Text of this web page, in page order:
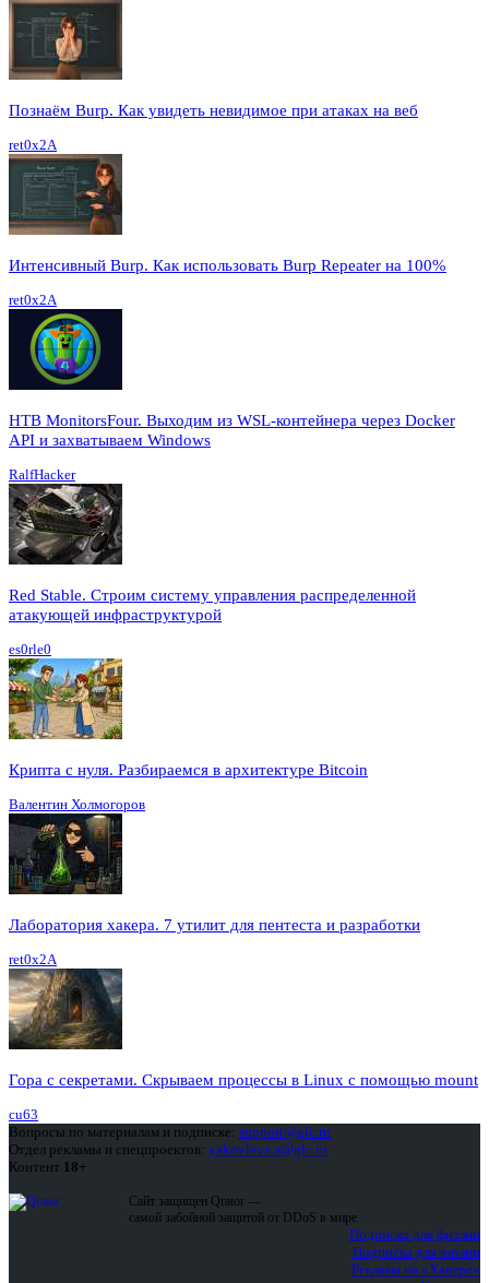
Познаём Burp. Как увидеть невидимое при атаках на веб
ret0x2A
Интенсивный Burp. Как использовать Burp Repeater на 100%
ret0x2A
HTB MonitorsFour. Выходим из WSL-контейнера через Docker
API и захватываем Windows
RalfHacker
Red Stable. Строим систему управления распределенной
атакующей инфраструктурой
es0rle0
Крипта с нуля. Разбираемся в архитектуре Bitcoin
Валентин Холмогоров
Лаборатория хакера. 7 утилит для пентеста и разработки
ret0x2A
Гора с секретами. Скрываем процессы в Linux c помощью mount
cu63
Вопросы по материалам и подписке: support@glc.ru
Отдел рекламы и спецпроектов: yakovleva.a@glc.ru
Контент 18+
Сайт защищен Qrator —
самой забойной защитой от DDoS в мире
Подписка для физлиц
Подписка для юрлиц
Реклама на «Хакере»